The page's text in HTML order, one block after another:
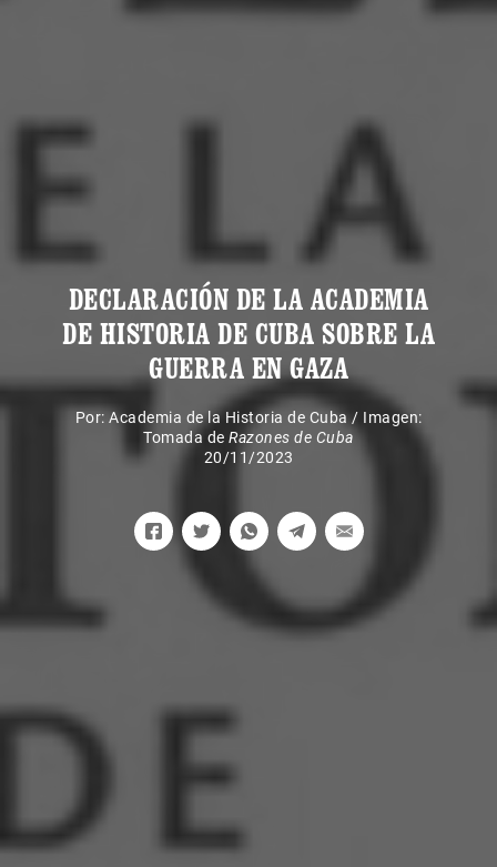
DECLARACIÓN DE LA ACADEMIA
DE HISTORIA DE CUBA SOBRE LA
GUERRA EN GAZA
Por: Academia de la Historia de Cuba / Imagen:
Tomada deRazones de Cuba
20/11/2023